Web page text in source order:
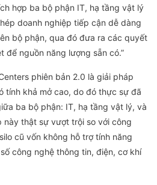
hợp ba bộ phận IT, hạ tầng vật lý
doanh nghiệp tiếp cận dễ dàng
bộ phận, qua đó đưa ra các quyết
để nguồn năng lượng sẵn có.”
phiên bản 2.0 là giải pháp
tính khả mở cao, do đó thực sự đã
ba bộ phận: IT, hạ tầng vật lý, và
này thật sự vượt trội so với công
cũ vốn không hỗ trợ tính năng
công nghệ thông tin, điện, cơ khí